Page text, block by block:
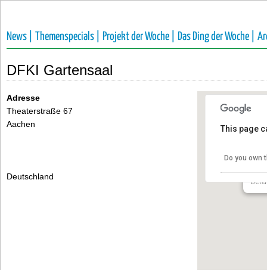
News | Themenspecials | Projekt der Woche | Das Ding der Woche |
DFKI Gartensaal
This page
Do you own
Adresse
Theaterstraße 67
Aachen
Deutschland